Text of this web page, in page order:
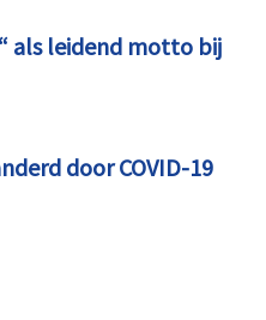
als leidend motto bij
door COVID-19